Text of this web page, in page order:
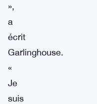
»,
a
écrit
Garlinghouse.
«
Je
suis